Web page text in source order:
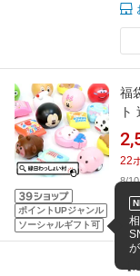
ポイントUPジャンル
ソーシャルギフト可
福
ト
詰
ッ
景
22
8/
【